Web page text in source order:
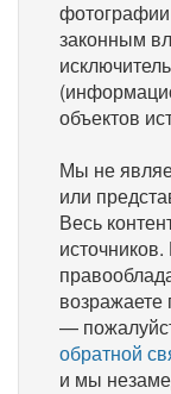
законным
объектов
Мы не
или
Весь
возражаете
—
обратной
и мы